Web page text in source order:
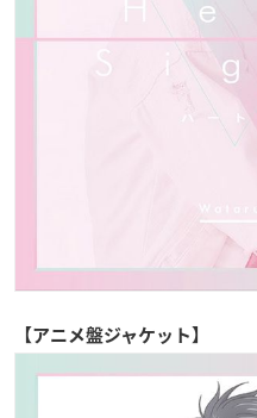
【アニメ盤ジャケット】